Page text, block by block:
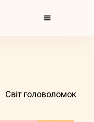
Світ головоломок